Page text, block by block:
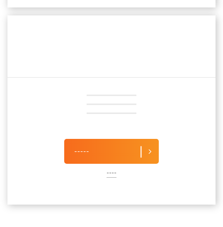
-----
----